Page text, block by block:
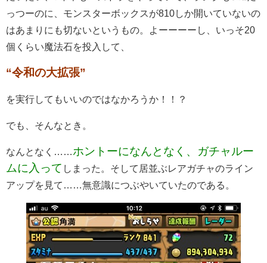
っつーのに、モンスターボックスが810しか開いていないの
はあまりにも切ないというもの。よーーーーし、いっそ20
個くらい魔法石を投入して、
“令和の大拡張”
を実行してもいいのではなかろうか！！？
でも、そんなとき。
なんとなく……
ホントーになんとなく、ガチャルー
ムに入って しまった。そして居並ぶレアガチャのライン
アップを見て……無意識につぶやいていたのである。